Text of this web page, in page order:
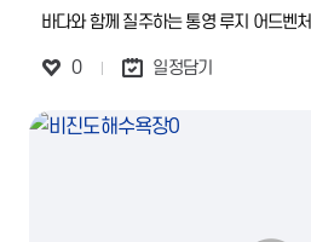
바다와 함께 질주하는 통영 루지 어드벤처
0 일정담기